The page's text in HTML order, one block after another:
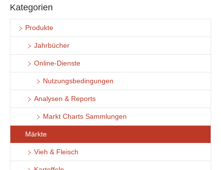
Kategorien
Produkte
Jahrbücher
Online-Dienste
Nutzungsbedingungen
Analysen & Reports
Markt Charts Sammlungen
Märkte
Vieh & Fleisch